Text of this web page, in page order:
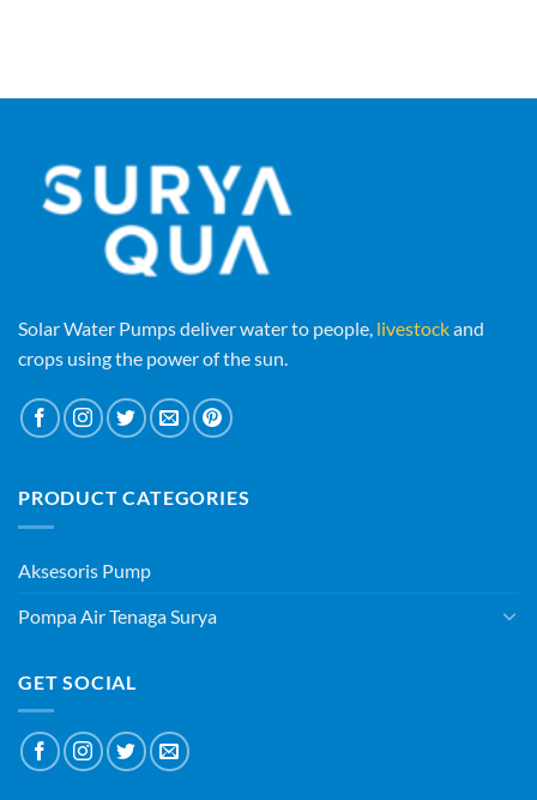
Solar Water Pumps deliver water to people, livestockand
crops using the power of the sun.
PRODUCT CATEGORIES
Aksesoris Pump
Pompa Air Tenaga Surya
GET SOCIAL